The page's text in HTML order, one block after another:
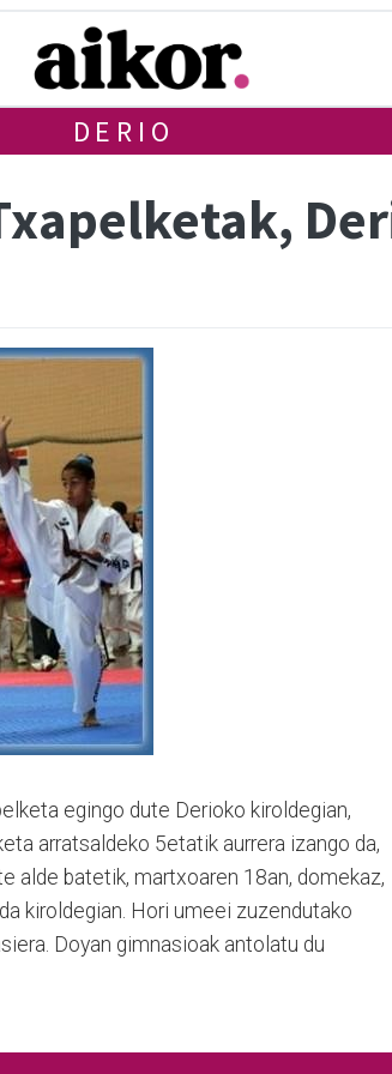
DERIO
egingo dute Derioko kiroldegian,
arratsaldeko 5etatik aurrera izango da,
alde batetik, martxoaren 18an, domekaz,
kiroldegian. Hori umeei zuzendutako
Doyan gimnasioak antolatu du